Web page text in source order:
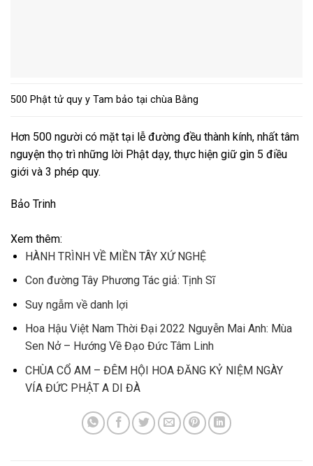
500 Phật tử quy y Tam bảo tại chùa Bằng
Hơn 500 người có mặt tại lễ đường đều thành kính, nhất tâm
nguyện thọ trì những lời Phật dạy, thực hiện giữ gìn 5 điều
giới và 3 phép quy.
Bảo Trinh
Xem thêm:
HÀNH TRÌNH VỀ MIỀN TÂY XỨ NGHỆ
Con đường Tây Phương Tác giả: Tịnh Sĩ
Suy ngẫm về danh lợi
Hoa Hậu Việt Nam Thời Đại 2022 Nguyễn Mai Anh: Mùa
Sen Nở – Hướng Về Đạo Đức Tâm Linh
CHÙA CỔ AM – ĐÊM HỘI HOA ĐĂNG KỶ NIỆM NGÀY
VÍA ĐỨC PHẬT A DI ĐÀ